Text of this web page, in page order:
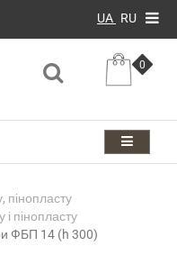
UA RU
0
пінопласту
і пінопласту
ФБП 14 (h 300)